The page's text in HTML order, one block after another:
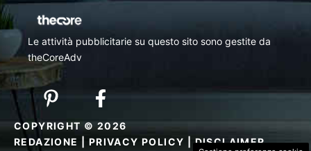
Le attività pubblicitarie su questo sito sono gestite da
theCoreAdv
COPYRIGHT © 2026
REDAZIONE
PRIVACY POLICY |DISCLAIMER